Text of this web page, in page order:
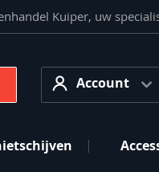
Kuiper, uw
AccountAccount